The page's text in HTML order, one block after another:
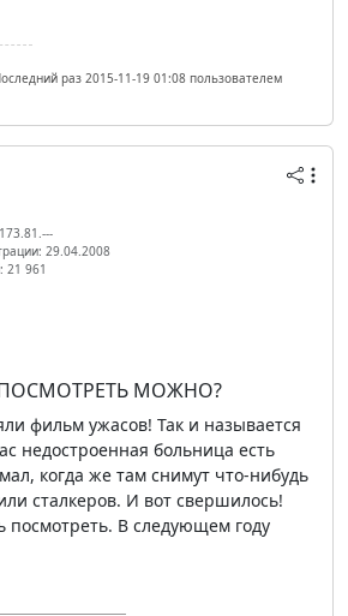
раз 2015-11-19 01:08 пользователем
29.04.2008
21 961
ПОСМОТРЕТЬ МОЖНО?
фильм ужасов! Так и называется
недостроенная больница есть
когда же там снимут что-нибудь
сталкеров. И вот свершилось!
посмотреть. В следующем году